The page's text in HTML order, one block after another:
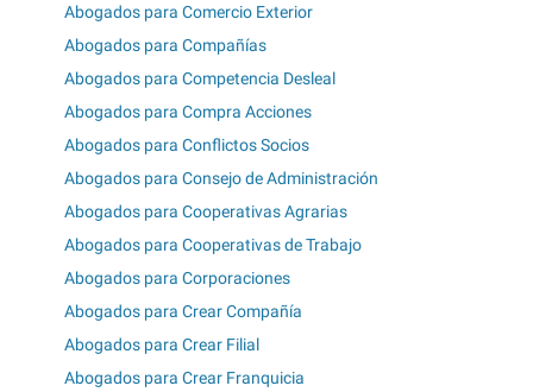
Abogados para Comercio Exterior
Abogados para Compañías
Abogados para Competencia Desleal
Abogados para Compra Acciones
Abogados para Conflictos Socios
Abogados para Consejo de Administración
Abogados para Cooperativas Agrarias
Abogados para Cooperativas de Trabajo
Abogados para Corporaciones
Abogados para Crear Compañía
Abogados para Crear Filial
Abogados para Crear Franquicia